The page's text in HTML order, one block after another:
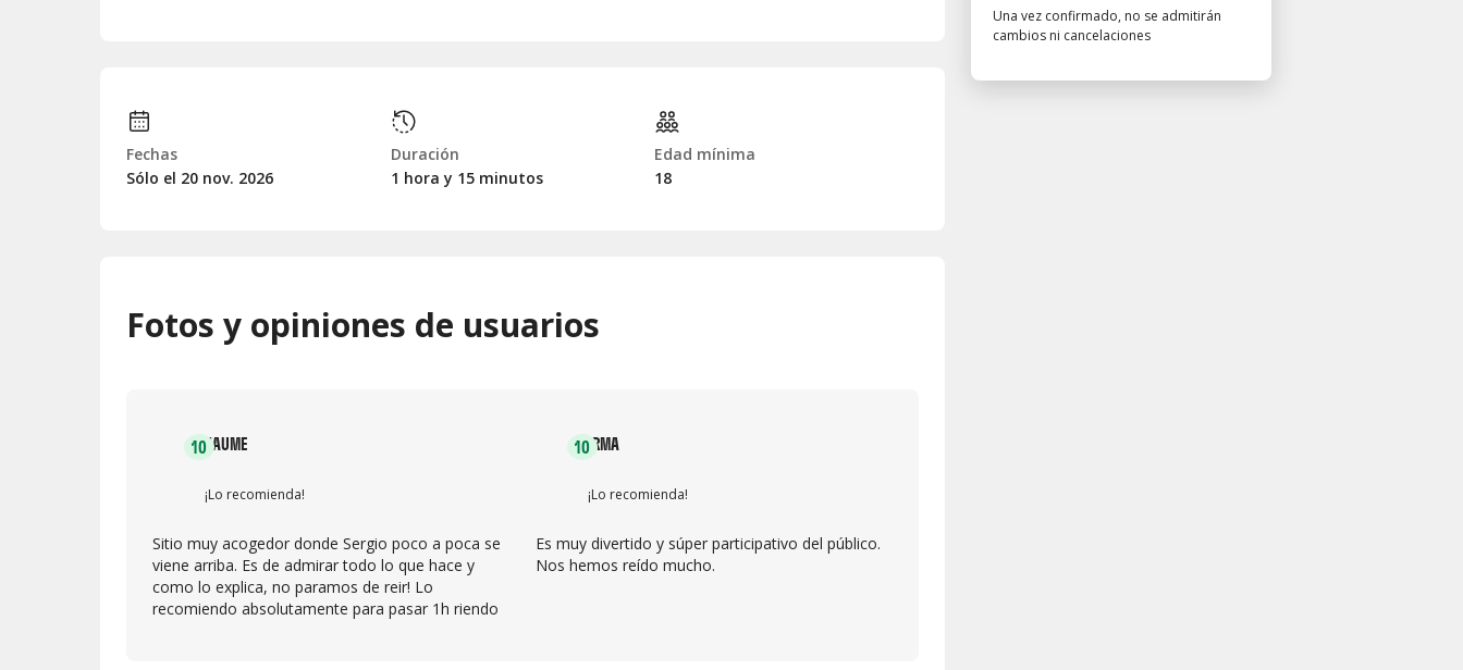
Una vez confirmado, no se admitirán
cambios ni cancelaciones
Fechas
Sólo el 20 nov. 2026
Duración
1 hora y 15 minutos
Edad mínima
18
Fotos y opiniones de usuarios
10JAUME
¡Lo recomienda!
Sitio muy acogedor donde Sergio poco a poca se
viene arriba. Es de admirar todo lo que hace y
como lo explica, no paramos de reir! Lo
recomiendo absolutamente para pasar 1h riendo
10IRMA
¡Lo recomienda!
Es muy divertido y súper participativo del público.
Nos hemos reído mucho.